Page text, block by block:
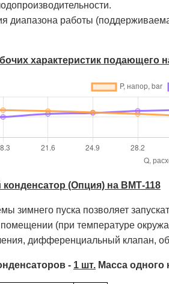
диапазона работы
характеристик подающего
(Опция) на ВМТ-118
зимнего пуска позволяет
(при температуре
дифференциальный клапан,
- 1 шт. Масса одного